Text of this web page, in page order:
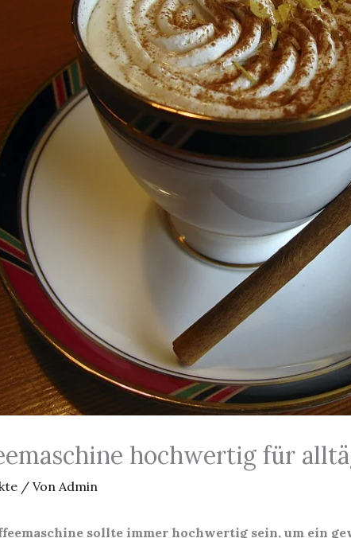
hochwertig für
/ Von Admin
sollte immer hochwertig sein, um ein